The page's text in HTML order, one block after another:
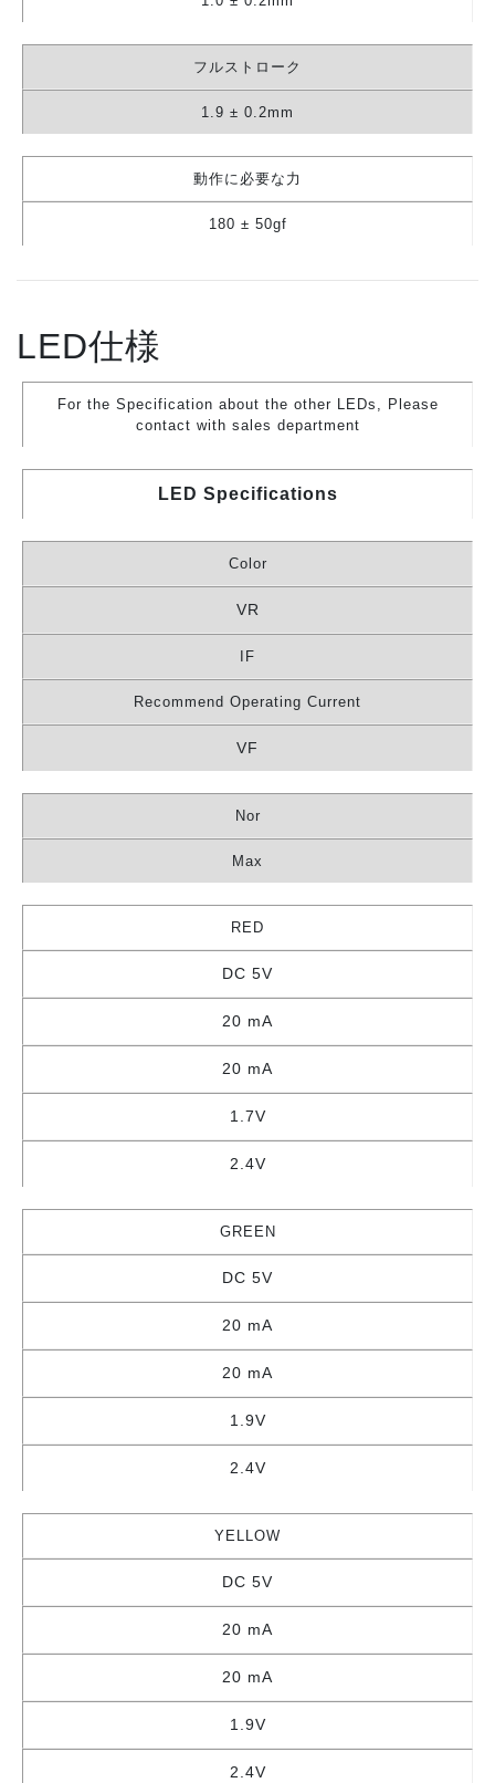
フルストローク
1.9 ± 0.2mm
動作に必要な力
180 ± 50gf
LED仕様
For the Specification about the other LEDs, Please
contact with sales department
LED Specifications
Color
VR
IF
Recommend Operating Current
VF
Nor
Max
RED
DC 5V
20 mA
20 mA
1.7V
2.4V
GREEN
DC 5V
20 mA
20 mA
1.9V
2.4V
YELLOW
DC 5V
20 mA
20 mA
1.9V
2.4V